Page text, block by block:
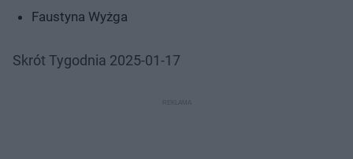
Faustyna Wyżga
Skrót Tygodnia 2025-01-17